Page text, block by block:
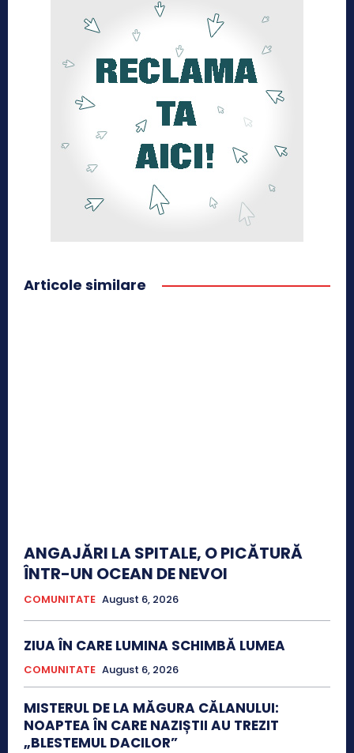
Articole similare
ANGAJĂRI LA SPITALE, O PICĂTURĂ
ÎNTR-UN OCEAN DE NEVOI
COMUNITATE August 6, 2026
ZIUA ÎN CARE LUMINA SCHIMBĂ LUMEA
COMUNITATE August 6, 2026
MISTERUL DE LA MĂGURA CĂLANULUI:
NOAPTEA ÎN CARE NAZIȘTII AU TREZIT
„BLESTEMUL DACILOR”